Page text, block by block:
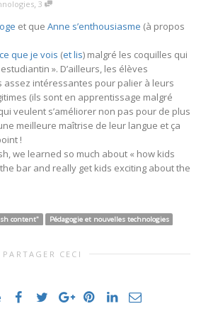
, 3
et que Anne s’enthousiasme (à propos
ce que je vois (et lis) malgré les coquilles qui
». D’ailleurs, les élèves
intéressantes pour palier à leurs
(ils sont en apprentissage malgré
veulent s’améliorer non pas pour de plus
meilleure maîtrise de leur langue et ça
!
we learned so much about « how kids
bar and really get kids exciting about the
content" Pédagogie et nouvelles technologies
PARTAGER CECI